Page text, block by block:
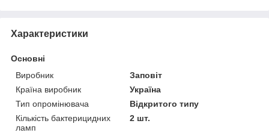
Характеристики
Основні
Виробник
Заповіт
Країна виробник
Україна
Тип опромінювача
Відкритого типу
Кількість бактерицидних
ламп
2 шт.